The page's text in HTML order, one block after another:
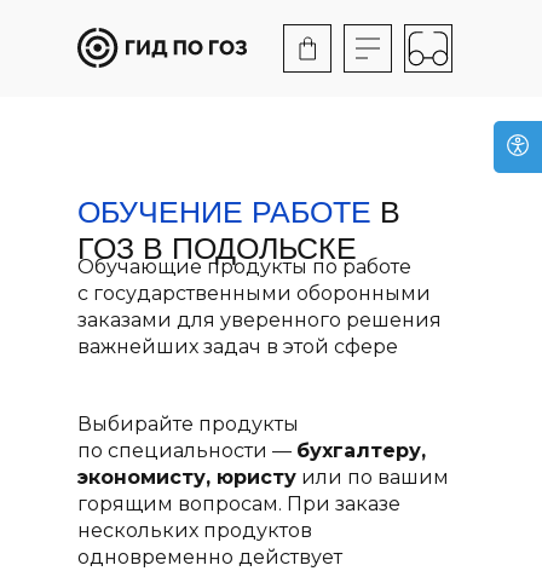
Обучающие продукты по работе
с государственными оборонными
заказами для уверенного решения
важнейших задач в этой сфере
ОБУЧЕНИЕ РАБОТЕ В
ГОЗ В ПОДОЛЬСКЕ
Выбирайте продукты
по специальности — бухгалтеру,
экономисту, юристу или по вашим
горящим вопросам. При заказе
нескольких продуктов
одновременно действует